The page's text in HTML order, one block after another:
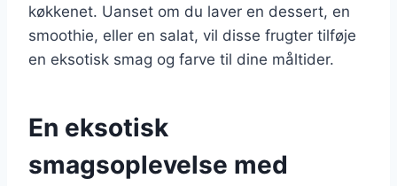
køkkenet. Uanset om du laver en dessert, en
smoothie, eller en salat, vil disse frugter tilføje
en eksotisk smag og farve til dine måltider.
En eksotisk
smagsoplevelse med